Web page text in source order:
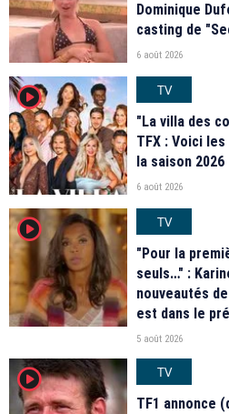
Dominique
casting de
6 août 2026
player2
TV
"La villa des
TFX : Voici
la saison 2026
6 août 2026
player2
TV
"Pour la
seuls…" :
nouveautés
est dans le
5 août 2026
player2
TV
TF1 annonce